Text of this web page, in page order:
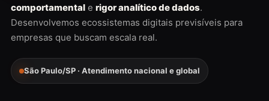
comportamental e rigor analítico de dados.
Desenvolvemos ecossistemas digitais previsíveis para
empresas que buscam escala real.
São Paulo/SP · Atendimento nacional e global